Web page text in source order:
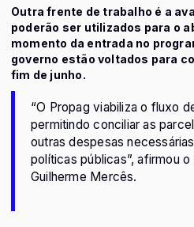
Outra frente de trabalho é a
poderão ser utilizados para o
momento da entrada no
governo estão voltados para
fim de junho.
“O Propag viabiliza o fluxo
permitindo conciliar as
outras despesas
políticas públicas”, afirmou
Guilherme Mercês.